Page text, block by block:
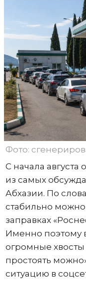
Фото:
С начала
из самых
Абхазии. По
стабильно
заправках
Именно поэтому
огромные хвосты
простоять
ситуацию в